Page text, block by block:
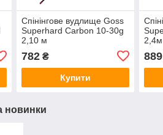
Спінінгове вудлище Goss
Superhard Carbon 10-30g
2,10 м
782₴
Купити
2,4м
889
новинки